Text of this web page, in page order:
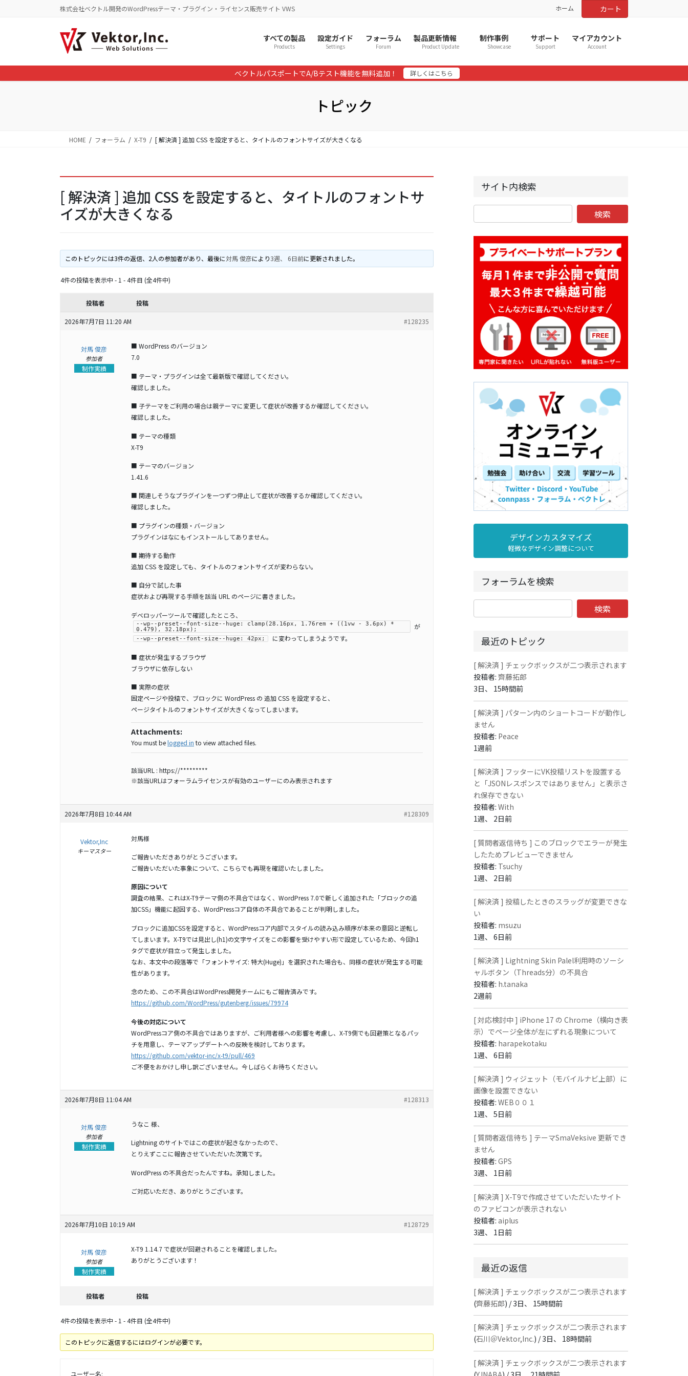
に
移
ョ
ン
株式会社ベクトル開発のWordPressテーマ・プラグイン・ライセンス販売サイト VWS ホーム カート
すべての製品
Products
設定ガイド
Settings
フォーラム
Forum
製品更新情報
Product Update
制作事例
Showcase
サポート
Support
マイアカウント
Account
ベクトルパスポートでA/Bテスト機能を無料追加！ 詳しくはこちら
トピック
HOME フォーラム X-T9 [ 解決済 ] 追加 CSS を設定すると、タイトルのフォントサイズが大きくなる
[ 解決済 ] 追加 CSS を設定すると、タイトルのフォントサ
イズが大きくなる
このトピックには3件の返信、2人の参加者があり、最後に対馬 俊彦により3週、 6日前に更新されました。
4件の投稿を表示中 - 1 - 4件目 (全4件中)
投稿者 投稿
2026年7月7日 11:20 AM #128235
対馬 俊彦
参加者
制作実績
■ WordPress のバージョン
7.0
■ テーマ・プラグインは全て最新版で確認してください。
確認しました。
■ 子テーマをご利用の場合は親テーマに変更して症状が改善するか確認してください。
確認しました。
■ テーマの種類
X-T9
■ テーマのバージョン
1.41.6
■ 関連しそうなプラグインを一つずつ停止して症状が改善するか確認してください。
確認しました。
■ プラグインの種類・バージョン
プラグインはなにもインストールしてありません。
■ 期待する動作
追加 CSS を設定しても、タイトルのフォントサイズが変わらない。
■ 自分で試した事
症状および再現する手順を該当 URL のページに書きました。
デベロッパーツールで確認したところ、
--wp--preset--font-size--huge: clamp(28.16px, 1.76rem + ((1vw - 3.6px) *
0.479), 32.18px);
が
--wp--preset--font-size--huge: 42px; に変わってしまうようです。
■ 症状が発生するブラウザ
ブラウザに依存しない
■ 実際の症状
固定ページや投稿で、ブロックに WordPress の 追加 CSS を設定すると、
ページタイトルのフォントサイズが大きくなってしまいます。
Attachments:
You must belogged in to view attached files.
該当URL : https://*********
※該当URLはフォーラムライセンスが有効のユーザーにのみ表示されます
2026年7月8日 10:44 AM #128309
Vektor,Inc
キーマスター
対馬様
ご報告いただきありがとうございます。
ご報告いただいた事象について、こちらでも再現を確認いたしました。
原因について
調査の結果、これはX-T9テーマ側の不具合ではなく、WordPress 7.0で新しく追加された「ブロックの追
加CSS」機能に起因する、WordPressコア自体の不具合であることが判明しました。
ブロックに追加CSSを設定すると、WordPressコア内部でスタイルの読み込み順序が本来の意図と逆転し
てしまいます。X-T9では見出し(h1)の文字サイズをこの影響を受けやすい形で設定しているため、今回h1
タグで症状が目立って発生しました。
なお、本文中の段落等で「フォントサイズ: 特大(Huge)」を選択された場合も、同様の症状が発生する可能
性があります。
念のため、この不具合はWordPress開発チームにもご報告済みです。
https://github.com/WordPress/gutenberg/issues/79974
今後の対応について
WordPressコア側の不具合ではありますが、ご利用者様への影響を考慮し、X-T9側でも回避策となるパッ
チを用意し、テーマアップデートへの反映を検討しております。
https://github.com/vektor-inc/x-t9/pull/469
ご不便をおかけし申し訳ございません。今しばらくお待ちください。
2026年7月8日 11:04 AM #128313
対馬 俊彦
参加者
制作実績
うなこ 様、
Lightning のサイトではこの症状が起きなかったので、
とりえずここに報告させていただいた次第です。
WordPress の不具合だったんですね。承知しました。
ご対応いただき、ありがとうございます。
2026年7月10日 10:19 AM #128729
対馬 俊彦
参加者
制作実績
X-T9 1.14.7 で症状が回避されることを確認しました。
ありがとうございます！
投稿者 投稿
4件の投稿を表示中 - 1 - 4件目 (全4件中)
このトピックに返信するにはログインが必要です。
ユーザー名:
サイト内検索
デザインカスタマイズ
軽微なデザイン調整について
フォーラムを検索
最近のトピック
[ 解決済 ] チェックボックスが二つ表示されます
投稿者:齊藤拓郎
3日、 15時間前
[ 解決済 ] パターン内のショートコードが動作し
ません
投稿者: Peace
1週前
[ 解決済 ] フッターにVK投稿リストを設置する
と「JSONレスポンスではありません」と表示さ
れ保存できない
投稿者:With
1週、 2日前
[ 質問者返信待ち ] このブロックでエラーが発生
したためプレビューできません
投稿者: Tsuchy
1週、 2日前
[ 解決済 ] 投稿したときのスラッグが変更できな
い
投稿者: msuzu
1週、 6日前
[ 解決済 ] Lightning Skin Palel利用時のソーシ
ャルボタン（Threads分）の不具合
投稿者: h.tanaka
2週前
[ 対応検討中 ] iPhone 17 の Chrome（横向き表
示）でページ全体が左にずれる現象について
投稿者: harapekotaku
1週、 6日前
[ 解決済 ] ウィジェット（モバイルナビ上部）に
画像を設置できない
投稿者:WEB００１
1週、 5日前
[ 質問者返信待ち ] テーマSmaVeksive 更新でき
ません
投稿者:GPS
3週、 1日前
[ 解決済 ] X-T9で作成させていただいたサイト
のファビコンが表示されない
投稿者:aiplus
3週、 1日前
最近の返信
[ 解決済 ] チェックボックスが二つ表示されます
(齊藤拓郎) /3日、 15時間前
[ 解決済 ] チェックボックスが二つ表示されます
(石川＠Vektor,Inc.) /3日、 18時間前
[ 解決済 ] チェックボックスが二つ表示されます